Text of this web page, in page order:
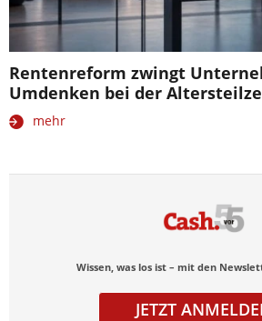
Rentenreform zwingt
Umdenken bei der
mehr
Wissen, was los ist – mit den
JETZT